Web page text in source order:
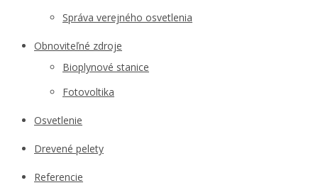
Správa verejného osvetlenia
Obnoviteľné zdroje
Bioplynové stanice
Fotovoltika
Osvetlenie
Drevené pelety
Referencie